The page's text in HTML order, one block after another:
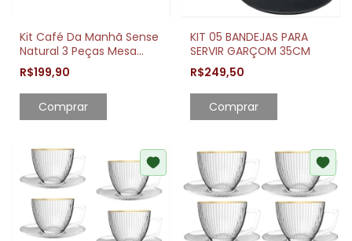
Kit Café Da Manhã Sense
Natural 3 Peças Mesa
Organizada
R$199,90
Comprar
KIT 05 BANDEJAS PARA
SERVIR GARÇOM 35CM
R$249,50